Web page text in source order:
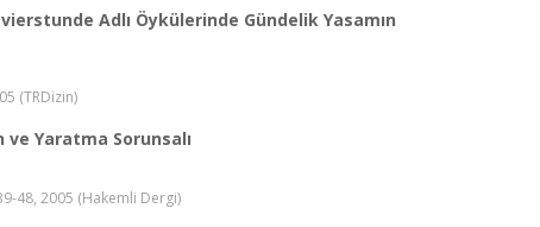
Adlı Öykülerinde Gündelik Yasamın
(TRDizin)
ve Yaratma Sorunsalı
48, 2005 (Hakemli Dergi)